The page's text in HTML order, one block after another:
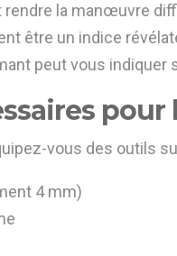
la manœuvre
être un indice
peut vous
pour
vous des outils
4 mm)